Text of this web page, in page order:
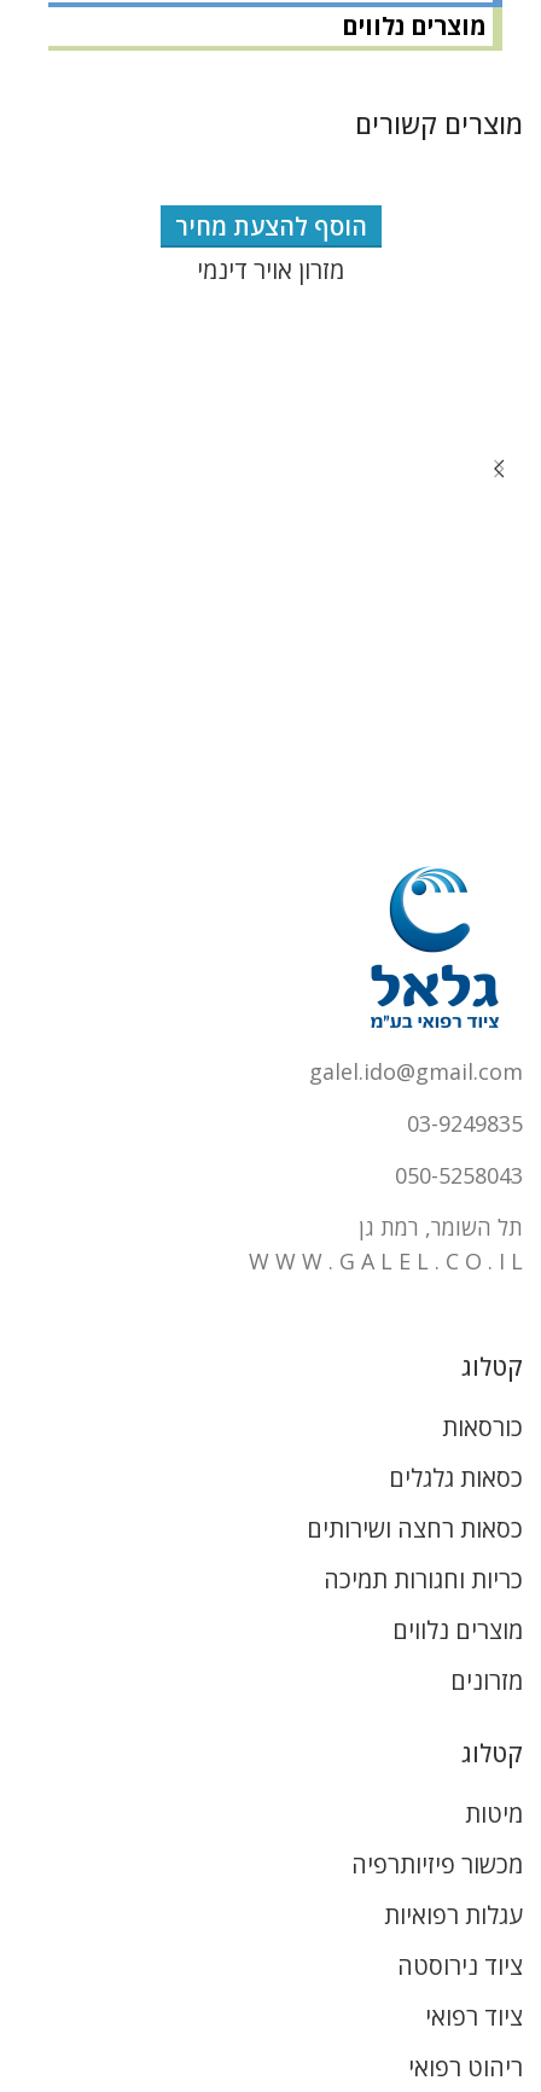
מוצרים נלווים
מוצרים קשורים
הוסף להצעת מחיר
מזרון אויר דינמי
galel.ido@gmail.com
03-9249835
050-5258043
תל השומר, רמת גן
W W W . G A L E L . C O . I L
קטלוג
כורסאות
כסאות גלגלים
כסאות רחצה ושירותים
כריות וחגורות תמיכה
מוצרים נלווים
מזרונים
קטלוג
מיטות
מכשור פיזיותרפיה
עגלות רפואיות
ציוד נירוסטה
ציוד רפואי
ריהוט רפואי